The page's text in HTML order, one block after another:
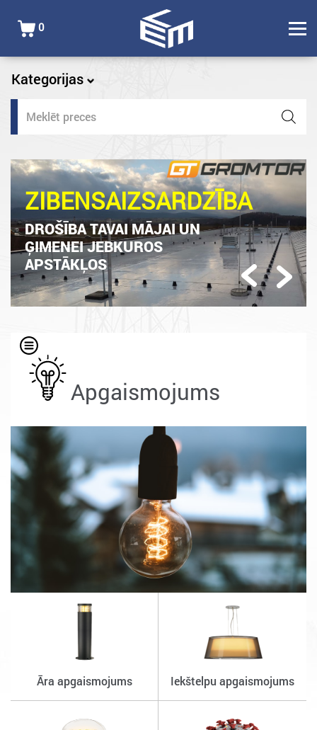
0
Kategorijas
Products
search
ZIBENSAIZSARDZĪBA
DROŠĪBA TAVAI MĀJAI UN
ĢIMENEI JEBKUROS
APSTĀKĻOS
PreviousNext
Apgaismojums
Āra apgaismojums Iekštelpu apgaismojums